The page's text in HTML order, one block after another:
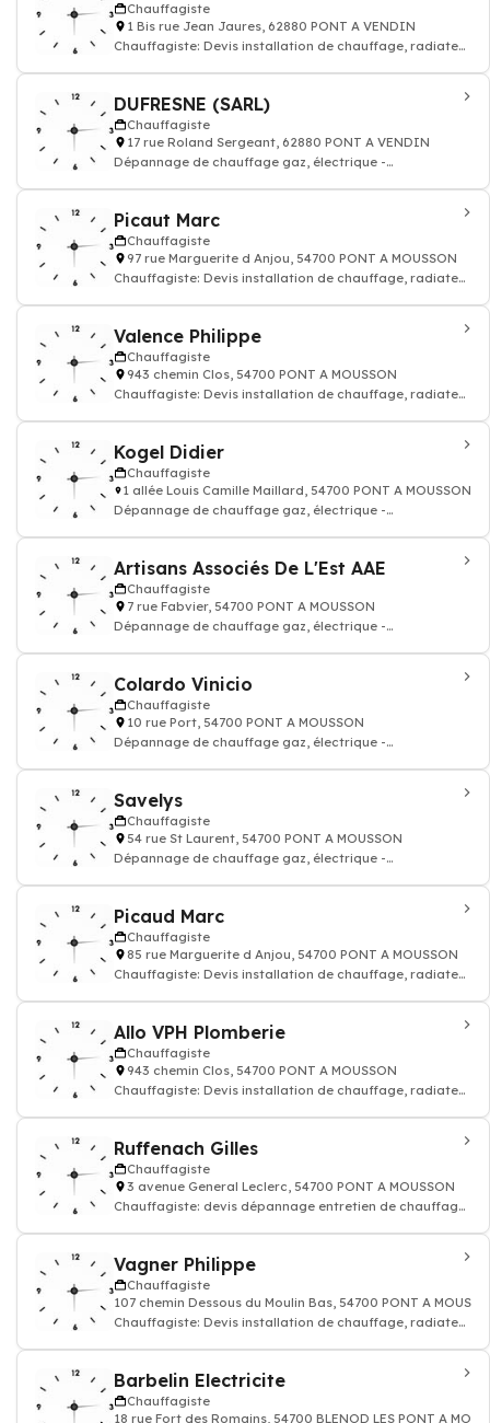
Chauffagiste
1 Bis rue Jean Jaures, 62880 PONT A VENDIN
Chauffagiste: Devis installation de chauffage, radiateur
DUFRESNE (SARL)
Chauffagiste
17 rue Roland Sergeant, 62880 PONT A VENDIN
Dépannage de chauffage gaz, électrique -
Picaut Marc
Chauffagiste
97 rue Marguerite d Anjou, 54700 PONT A MOUSSON
Chauffagiste: Devis installation de chauffage, radiateur
Valence Philippe
Chauffagiste
943 chemin Clos, 54700 PONT A MOUSSON
Chauffagiste: Devis installation de chauffage, radiateur
Kogel Didier
Chauffagiste
1 allée Louis Camille Maillard, 54700 PONT A MOUSSON
Dépannage de chauffage gaz, électrique -
Artisans Associés De L'Est AAE
Chauffagiste
7 rue Fabvier, 54700 PONT A MOUSSON
Dépannage de chauffage gaz, électrique -
Colardo Vinicio
Chauffagiste
10 rue Port, 54700 PONT A MOUSSON
Dépannage de chauffage gaz, électrique -
Savelys
Chauffagiste
54 rue St Laurent, 54700 PONT A MOUSSON
Dépannage de chauffage gaz, électrique -
Picaud Marc
Chauffagiste
85 rue Marguerite d Anjou, 54700 PONT A MOUSSON
Chauffagiste: Devis installation de chauffage, radiateur
Allo VPH Plomberie
Chauffagiste
943 chemin Clos, 54700 PONT A MOUSSON
Chauffagiste: Devis installation de chauffage, radiateur
Ruffenach Gilles
Chauffagiste
3 avenue General Leclerc, 54700 PONT A MOUSSON
Chauffagiste: devis dépannage entretien de chauffage,
Vagner Philippe
Chauffagiste
107 chemin Dessous du Moulin Bas, 54700 PONT A
Chauffagiste: Devis installation de chauffage, radiateur
Barbelin Electricite
Chauffagiste
18 rue Fort des Romains, 54700 BLENOD LES PONT A